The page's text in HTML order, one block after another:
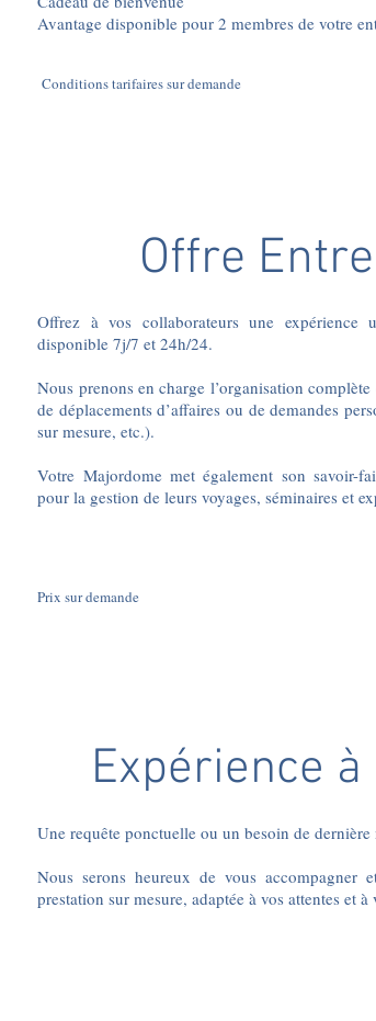
Avantage disponible pour 2 membres de votre
Conditions tarifaires sur demande
Offre
Offrez à vos collaborateurs une expérience
disponible 7j/7 et 24h/24.
Nous prenons en charge l’organisation complète
de déplacements d’affaires ou de demandes
sur mesure, etc.).
Votre Majordome met également son savoir-
pour la gestion de leurs voyages, séminaires et
Prix sur demande
Expérience
Une requête ponctuelle ou un besoin de dernière
Nous serons heureux de vous accompagner
prestation sur mesure, adaptée à vos attentes et à